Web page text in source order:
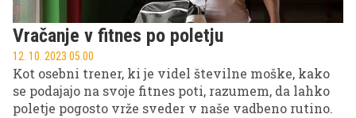
Vračanje v fitnes po poletju
12. 10. 2023 05.00
Kot osebni trener, ki je videl številne moške, kako
se podajajo na svoje fitnes poti, razumem, da lahko
poletje pogosto vrže sveder v naše vadbeno rutino.